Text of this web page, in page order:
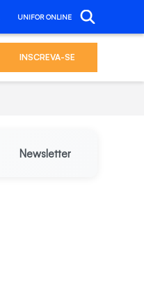
UNIFOR ONLINE
INSCREVA-SE
Newsletter